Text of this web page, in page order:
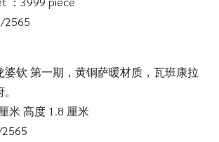
2565
婆钦 第一期，黄铜萨暖材质，瓦班康拉
米 高度 1.8 厘米